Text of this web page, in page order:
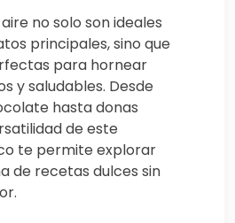
no solo son ideales
principales, sino que
para hornear
y saludables. Desde
hasta donas
de este
te permite explorar
de recetas dulces sin